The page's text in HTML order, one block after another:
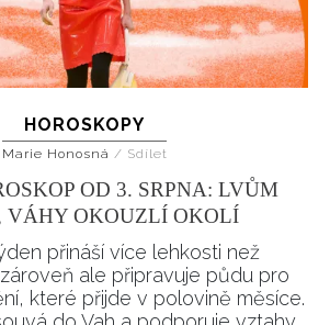
HOROSKOPY
Marie Honosná / Sdílet
OD 3. SRPNA: LVŮM
VÁHY OKOUZLÍ OKOLÍ
přináší více lehkosti než
ale připravuje půdu pro
které přijde v polovině měsíce.